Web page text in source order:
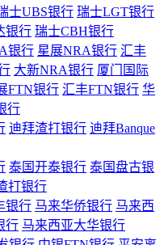
士UBS银行 瑞士LGT银行
银行 瑞士CBH银行
银行 星展NRA银行 汇丰
大新NRA银行 厦门国际
FTN银行 汇丰FTN银行 华
行
迪拜渣打银行 迪拜Banque
泰国开泰银行 泰国盘古银
打银行
银行 马来华侨银行 马来西
行 马来西亚大华银行